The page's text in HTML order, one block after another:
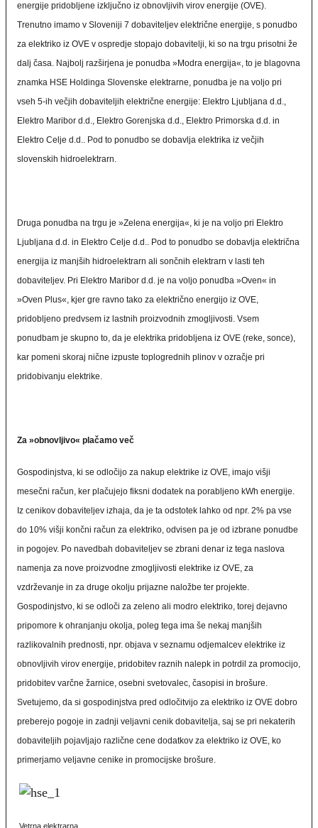
energije pridobljene izključno iz obnovljivih virov energije (OVE).
Trenutno imamo v Sloveniji 7 dobaviteljev električne energije, s ponudbo
za elektriko iz OVE v ospredje stopajo dobavitelji, ki so na trgu prisotni že
dalj časa. Najbolj razširjena je ponudba »Modra energija«, to je blagovna
znamka HSE Holdinga Slovenske elektrarne, ponudba je na voljo pri
vseh 5-ih večjih dobaviteljih električne energije: Elektro Ljubljana d.d.,
Elektro Maribor d.d., Elektro Gorenjska d.d., Elektro Primorska d.d. in
Elektro Celje d.d.. Pod to ponudbo se dobavlja elektrika iz večjih
slovenskih hidroelektrarn.
Druga ponudba na trgu je »Zelena energija«, ki je na voljo pri Elektro
Ljubljana d.d. in Elektro Celje d.d.. Pod to ponudbo se dobavlja električna
energija iz manjših hidroelektrarn ali sončnih elektrarn v lasti teh
dobaviteljev. Pri Elektro Maribor d.d. je na voljo ponudba »Oven« in
»Oven Plus«, kjer gre ravno tako za električno energijo iz OVE,
pridobljeno predvsem iz lastnih proizvodnih zmogljivosti. Vsem
ponudbam je skupno to, da je elektrika pridobljena iz OVE (reke, sonce),
kar pomeni skoraj nične izpuste toplogrednih plinov v ozračje pri
pridobivanju elektrike.
Za »obnovljivo« plačamo več
Gospodinjstva, ki se odločijo za nakup elektrike iz OVE, imajo višji
mesečni račun, ker plačujejo fiksni dodatek na porabljeno kWh energije.
Iz cenikov dobaviteljev izhaja, da je ta odstotek lahko od npr. 2% pa vse
do 10% višji končni račun za elektriko, odvisen pa je od izbrane ponudbe
in pogojev. Po navedbah dobaviteljev se zbrani denar iz tega naslova
namenja za nove proizvodne zmogljivosti elektrike iz OVE, za
vzdrževanje in za druge okolju prijazne naložbe ter projekte.
Gospodinjstvo, ki se odloči za zeleno ali modro elektriko, torej dejavno
pripomore k ohranjanju okolja, poleg tega ima še nekaj manjših
razlikovalnih prednosti, npr. objava v seznamu odjemalcev elektrike iz
obnovljivih virov energije, pridobitev raznih nalepk in potrdil za promocijo,
pridobitev varčne žarnice, osebni svetovalec, časopisi in brošure.
Svetujemo, da si gospodinjstva pred odločitvijo za elektriko iz OVE dobro
preberejo pogoje in zadnji veljavni cenik dobavitelja, saj se pri nekaterih
dobaviteljih pojavljajo različne cene dodatkov za elektriko iz OVE, ko
primerjamo veljavne cenike in promocijske brošure.
Vetrna elektrarna